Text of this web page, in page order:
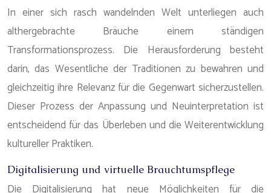
In einer sich rasch wandelnden Welt unterliegen auch
althergebrachte Bräuche einem ständigen
Transformationsprozess. Die Herausforderung besteht
darin, das Wesentliche der Traditionen zu bewahren und
gleichzeitig ihre Relevanz für die Gegenwart sicherzustellen.
Dieser Prozess der Anpassung und Neuinterpretation ist
entscheidend für das Überleben und die Weiterentwicklung
kultureller Praktiken.
Digitalisierung und virtuelle Brauchtumspflege
Die Digitalisierung hat neue Möglichkeiten für die